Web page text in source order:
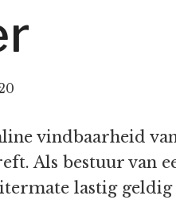
vindbaarheid
Als bestuur van
lastig